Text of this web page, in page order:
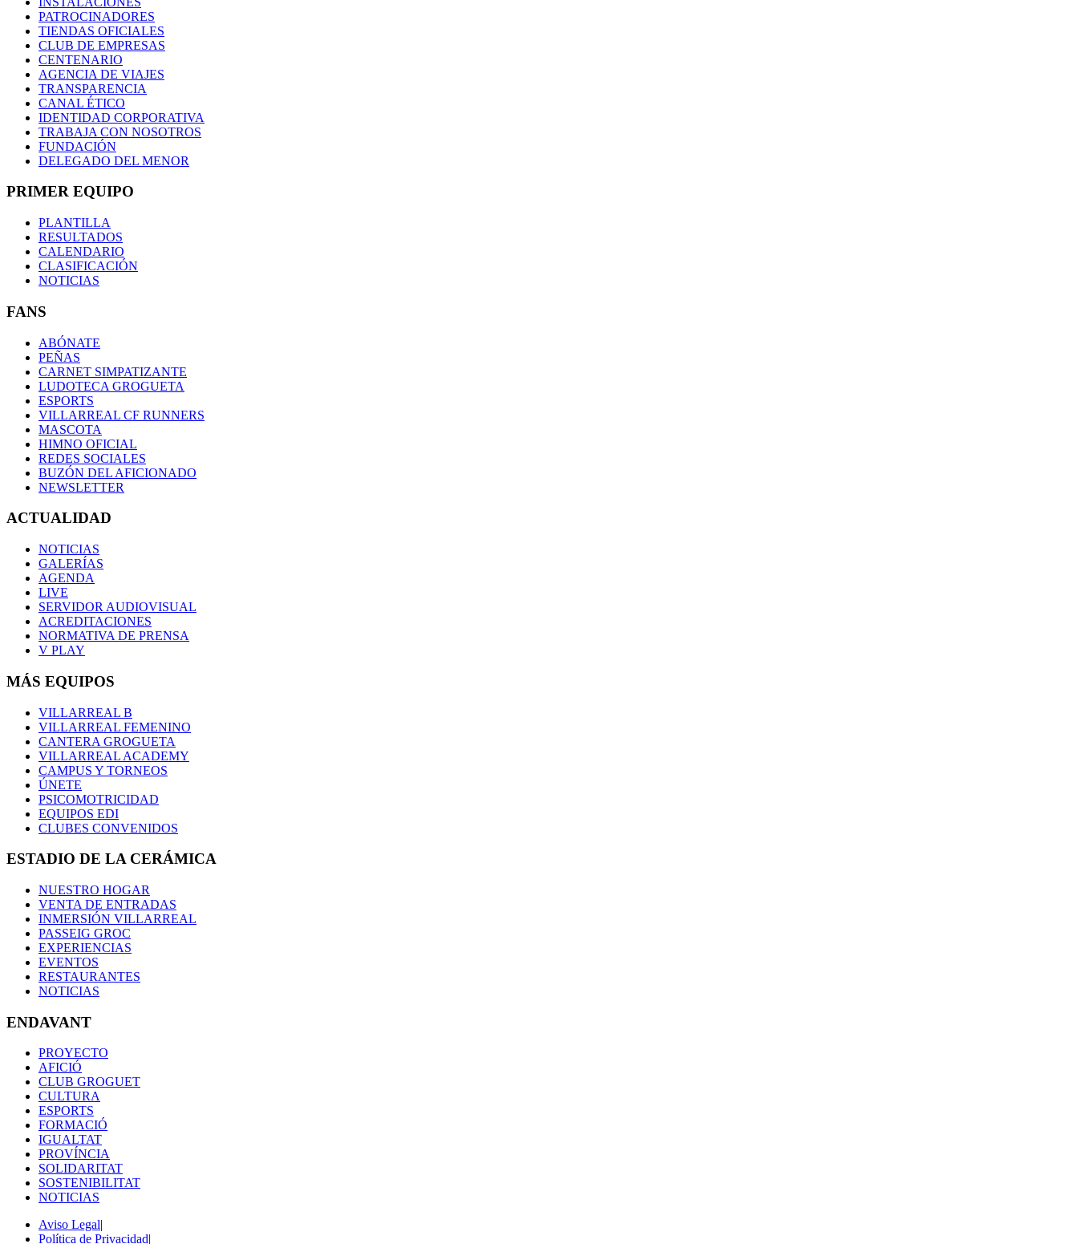
PATROCINADORES
TIENDAS OFICIALES
CLUB DE EMPRESAS
CENTENARIO
AGENCIA DE VIAJES
TRANSPARENCIA
CANAL ÉTICO
IDENTIDAD CORPORATIVA
TRABAJA CON NOSOTROS
FUNDACIÓN
DELEGADO DEL MENOR
PRIMER EQUIPO
PLANTILLA
RESULTADOS
CALENDARIO
CLASIFICACIÓN
NOTICIAS
FANS
ABÓNATE
PEÑAS
CARNET SIMPATIZANTE
LUDOTECA GROGUETA
ESPORTS
VILLARREAL CF RUNNERS
MASCOTA
HIMNO OFICIAL
REDES SOCIALES
BUZÓN DEL AFICIONADO
NEWSLETTER
ACTUALIDAD
NOTICIAS
GALERÍAS
AGENDA
LIVE
SERVIDOR AUDIOVISUAL
ACREDITACIONES
NORMATIVA DE PRENSA
V PLAY
MÁS EQUIPOS
VILLARREAL B
VILLARREAL FEMENINO
CANTERA GROGUETA
VILLARREAL ACADEMY
CAMPUS Y TORNEOS
ÚNETE
PSICOMOTRICIDAD
EQUIPOS EDI
CLUBES CONVENIDOS
ESTADIO DE LA CERÁMICA
NUESTRO HOGAR
VENTA DE ENTRADAS
INMERSIÓN VILLARREAL
PASSEIG GROC
EXPERIENCIAS
EVENTOS
RESTAURANTES
NOTICIAS
ENDAVANT
PROYECTO
AFICIÓ
CLUB GROGUET
CULTURA
ESPORTS
FORMACIÓ
IGUALTAT
PROVÍNCIA
SOLIDARITAT
SOSTENIBILITAT
NOTICIAS
Aviso Legal|
Política de Privacidad|